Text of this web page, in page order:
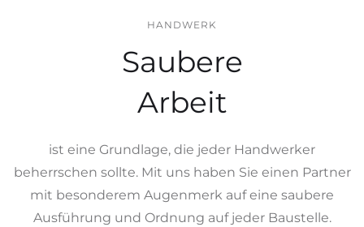
HANDWERK
Saubere
Arbeit
ist eine Grundlage, die jeder Handwerker
beherrschen sollte. Mit uns haben Sie einen Partner
mit besonderem Augenmerk auf eine saubere
Ausführung und Ordnung auf jeder Baustelle.